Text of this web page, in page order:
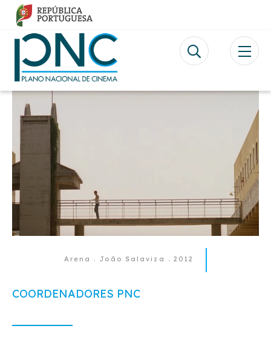
Passar
conteúdo
Video
Arena . João Salaviza . 2012
COORDENADORES PNC